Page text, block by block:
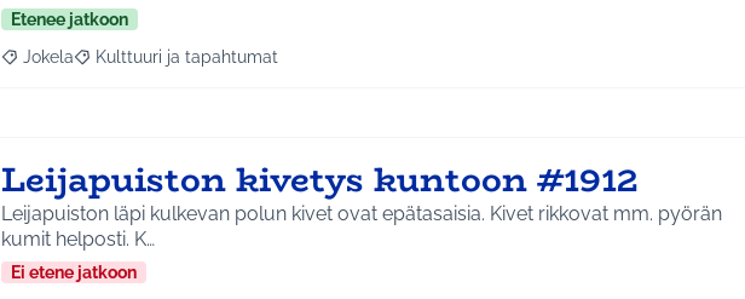
Etenee jatkoon
Rajaa tulokset aihepiirin mukaan: Jokela
Jokela Rajaa tulokset teeman mukaan: Kulttuuri ja tapahtumat
Kulttuuri ja tapahtumat
Leijapuiston kivetys kuntoon #1912
Leijapuiston läpi kulkevan polun kivet ovat epätasaisia. Kivet rikkovat mm. pyörän
kumit helposti. K…
Ei etene jatkoon